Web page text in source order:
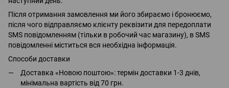
Після отримання замовлення ми його збираємо і бронюємо,
після чого відправляємо клієнту реквізити для передоплати
SMS повідомленням (тільки в робочий час магазину), в SMS
повідомленні міститься вся необхідна інформація.
Способи доставки
Доставка «Новою поштою»: термін доставки 1-3 днів,
мінімальна вартість від 70 грн.